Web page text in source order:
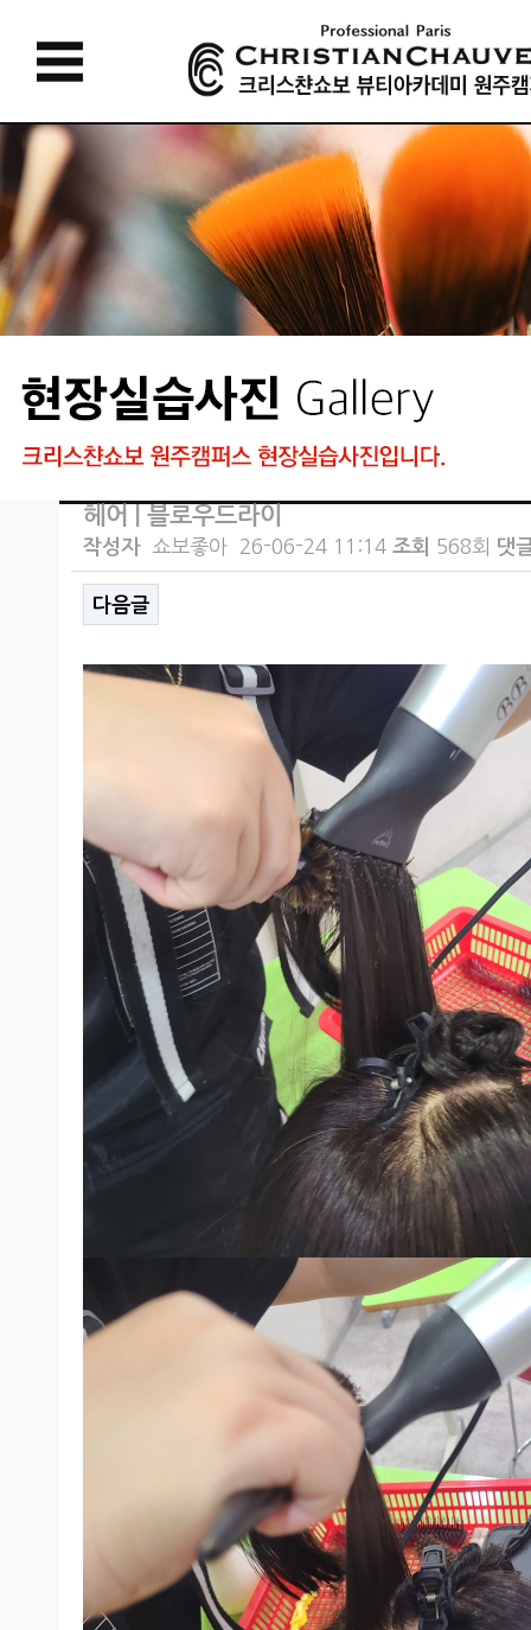
헤어 | 블로우드라이
작성자 쇼보좋아 26-06-24 11:14 조회 568회 댓
다음글
본문